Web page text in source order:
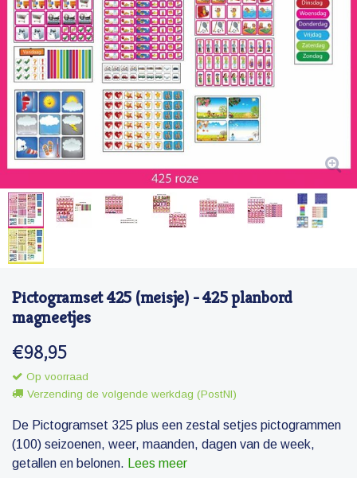
Pictogramset 425 (meisje) - 425 planbord
magneetjes
€98,95
Op voorraad
Verzending de volgende werkdag (PostNl)
De Pictogramset 325 plus een zestal setjes pictogrammen
(100) seizoenen, weer, maanden, dagen van de week,
getallen en belonen. Lees meer